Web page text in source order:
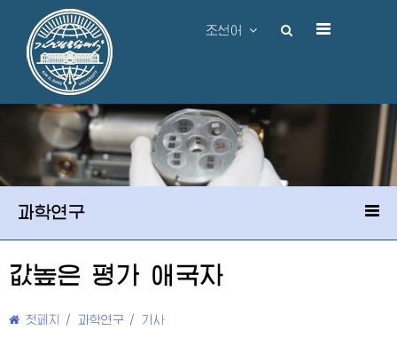
조선어
과학연구
값높은 평가 애국자
첫페지 / 과학연구 / 기사